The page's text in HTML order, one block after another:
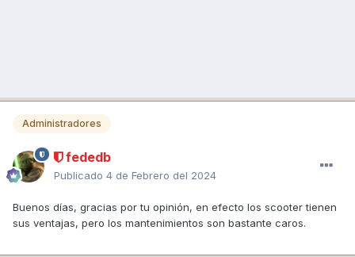
Administradores
fededb
Publicado 4 de Febrero del 2024
Buenos días, gracias por tu opinión, en efecto los scooter tienen
sus ventajas, pero los mantenimientos son bastante caros.